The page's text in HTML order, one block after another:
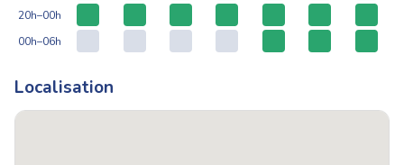
20h–00h
00h–06h
Localisation